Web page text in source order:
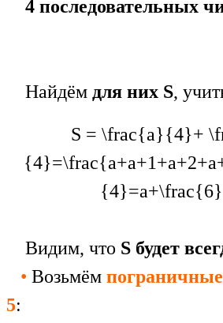
4 последовательных
Найдём для них S,
S = \frac{a}{4}+
Видим, что S будет
• Возьмём
5: